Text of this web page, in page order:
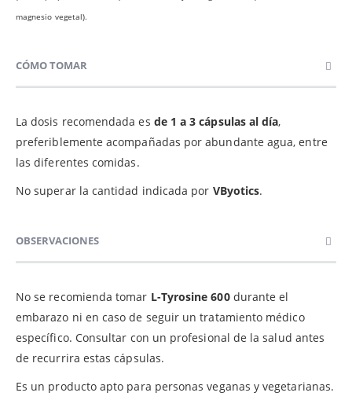
magnesio vegetal).
CÓMO TOMAR
La dosis recomendada es de 1 a 3 cápsulas al día,
preferiblemente acompañadas por abundante agua, entre
las diferentes comidas.
No superar la cantidad indicada por VByotics.
OBSERVACIONES
No se recomienda tomar L-Tyrosine 600 durante el
embarazo ni en caso de seguir un tratamiento médico
específico. Consultar con un profesional de la salud antes
de recurrira estas cápsulas.
Es un producto apto para personas veganas y vegetarianas.